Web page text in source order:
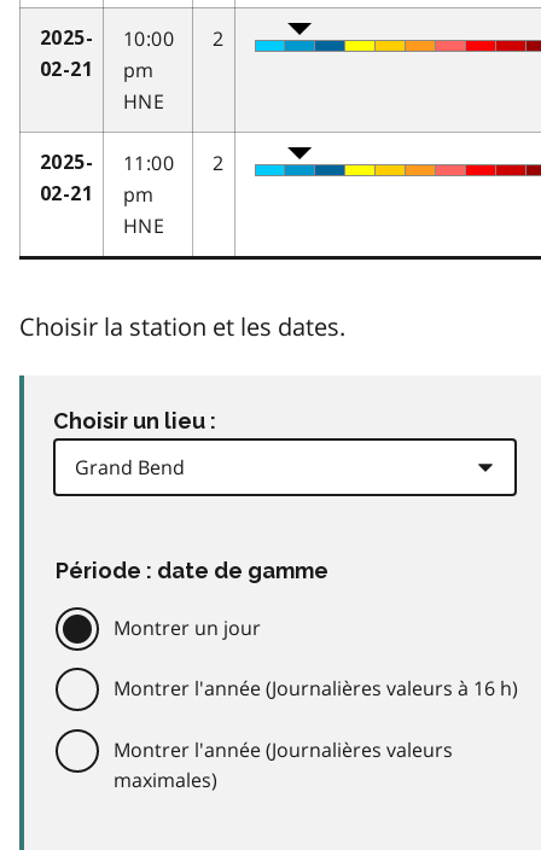
2025-
02-21
10:00
pm
HNE
2
2025-
02-21
11:00
pm
HNE
2
Choisir la station et les dates.
Choisir un lieu :
Période : date de gamme
Montrer un jour
Montrer l'année (Journalières valeurs à 16 h)
Montrer l'année (Journalières valeurs
maximales)